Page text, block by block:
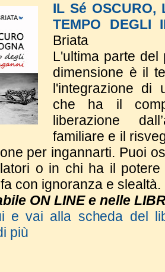
IL Sé OSCURO,
TEMPO DEGLI
Briata
L'ultima parte del
dimensione è il
l'integrazione di
che ha il
liberazione
familiare e il
per ingannarti. Puoi
o in chi ha il
con ignoranza e slealtà.
ON LINE e nelle
e vai alla scheda del
più